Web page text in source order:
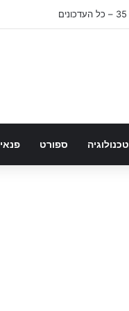
טכנולוגיה ספורט פנאי